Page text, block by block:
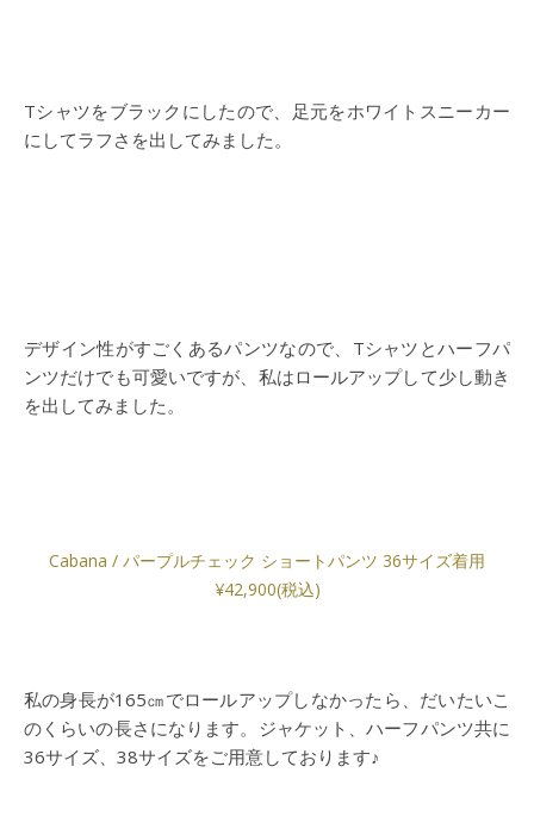
Tシャツをブラックにしたので、足元をホワイトスニーカー
にしてラフさを出してみました。
デザイン性がすごくあるパンツなので、Tシャツとハーフパ
ンツだけでも可愛いですが、私はロールアップして少し動き
を出してみました。
Cabana / パープルチェック ショートパンツ 36サイズ着用
¥42,900(税込)
私の身長が165㎝でロールアップしなかったら、だいたいこ
のくらいの長さになります。ジャケット、ハーフパンツ共に
36サイズ、38サイズをご用意しております♪